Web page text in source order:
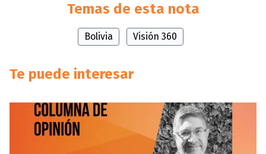
Temas de esta nota
Bolivia Visión 360
Te puede interesar